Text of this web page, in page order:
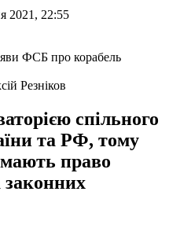
2021, 22:55
Резніков
спільного
та РФ, тому
мають право
законних